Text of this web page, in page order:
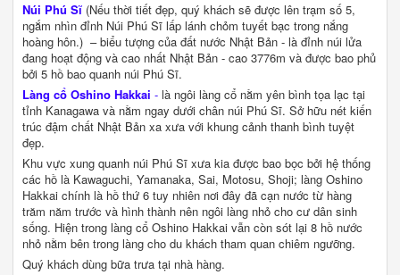
Núi Phú Sĩ (Nếu thời tiết đẹp, quý khách sẽ được lên trạm số 5,
ngắm nhìn đỉnh Núi Phú Sĩ lấp lánh chỏm tuyết bạc trong nắng
hoàng hôn.) – biểu tượng của đất nước Nhật Bản - là đỉnh núi lửa
đang hoạt động và cao nhất Nhật Bản - cao 3776m và được bao phủ
bởi 5 hồ bao quanh núi Phú Sĩ.
Làng cổ Oshino Hakkai - là ngôi làng cổ nằm yên bình tọa lạc tại
tỉnh Kanagawa và nằm ngay dưới chân núi Phú Sĩ. Sở hữu nét kiến
trúc đậm chất Nhật Bản xa xưa với khung cảnh thanh bình tuyệt
đẹp.
Khu vực xung quanh núi Phú Sĩ xưa kia được bao bọc bởi hệ thống
các hồ là Kawaguchi, Yamanaka, Sai, Motosu, Shoji; làng Oshino
Hakkai chính là hồ thứ 6 tuy nhiên nơi đây đã cạn nước từ hàng
trăm năm trước và hình thành nên ngôi làng nhỏ cho cư dân sinh
sống. Hiện trong làng cổ Oshino Hakkai vẫn còn sót lại 8 hồ nước
nhỏ nằm bên trong làng cho du khách tham quan chiêm ngưỡng.
Quý khách dùng bữa trưa tại nhà hàng.